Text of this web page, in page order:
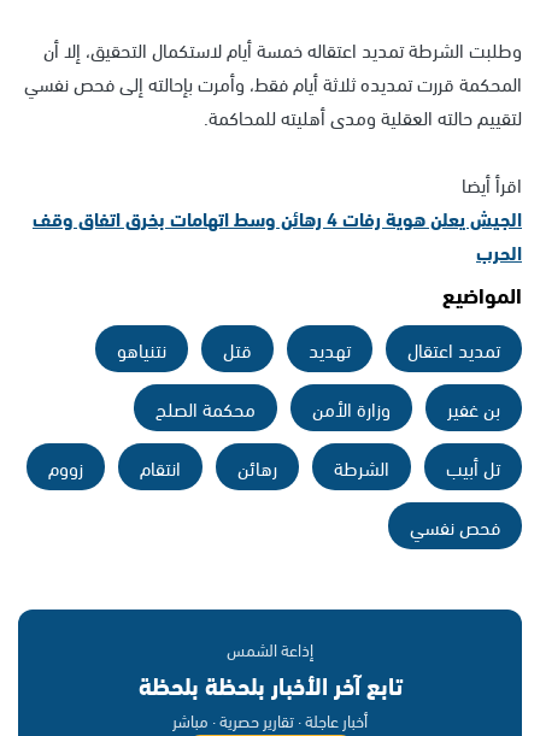
وطلبت الشرطة تمديد اعتقاله خمسة أيام لاستكمال التحقيق، إلا أن
المحكمة قررت تمديده ثلاثة أيام فقط، وأمرت بإحالته إلى فحص نفسي
لتقييم حالته العقلية ومدى أهليته للمحاكمة.
اقرأ أيضا
الجيش يعلن هوية رفات 4 رهائن وسط اتهامات بخرق اتفاق وقف
الحرب
المواضيع
تمديد اعتقال تهديد قتل
نتنياهو
بن غفير
وزارة الأمن
محكمة الصلح
تل أبيب
الشرطة رهائن انتقام
زووم
فحص نفسي
إذاعة الشمس
تابع آخر الأخبار بلحظة بلحظة
أخبار عاجلة · تقارير حصرية · مباشر